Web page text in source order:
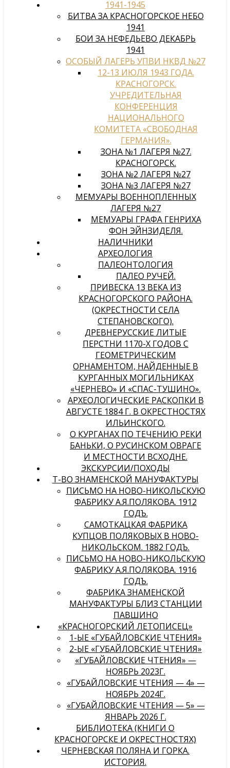
1941-1945
БИТВА ЗА КРАСНОГОРСКОЕ НЕБО
1941
БОИ ЗА НЕФЕДЬЕВО ДЕКАБРЬ
1941
ОСОБЫЙ ЛАГЕРЬ УПВИ НКВД №27
12-13 ИЮЛЯ 1943 ГОДА.
КРАСНОГОРСК.
УЧРЕДИТЕЛЬНАЯ
КОНФЕРЕНЦИЯ
НАЦИОНАЛЬНОГО
КОМИТЕТА «СВОБОДНАЯ
ГЕРМАНИЯ».
ЗОНА №1 ЛАГЕРЯ №27.
КРАСНОГОРСК.
ЗОНА №2 ЛАГЕРЯ №27
ЗОНА №3 ЛАГЕРЯ №27
МЕМУАРЫ ВОЕННОПЛЕННЫХ
ЛАГЕРЯ №27
МЕМУАРЫ ГРАФА ГЕНРИХА
ФОН ЭЙНЗИДЕЛЯ.
НАЛИЧНИКИ
АРХЕОЛОГИЯ
ПАЛЕОНТОЛОГИЯ
ПАЛЕО РУЧЕЙ.
ПРИВЕСКА 13 ВЕКА ИЗ
КРАСНОГОРСКОГО РАЙОНА.
(ОКРЕСТНОСТИ СЕЛА
СТЕПАНОВСКОГО).
ДРЕВНЕРУССКИЕ ЛИТЫЕ
ПЕРСТНИ 1170-Х ГОДОВ С
ГЕОМЕТРИЧЕСКИМ
ОРНАМЕНТОМ, НАЙДЕННЫЕ В
КУРГАННЫХ МОГИЛЬНИКАХ
«ЧЕРНЕВО» И «СПАС-ТУШИНО».
АРХЕОЛОГИЧЕСКИЕ РАСКОПКИ В
АВГУСТЕ 1884 Г. В ОКРЕСТНОСТЯХ
ИЛЬИНСКОГО.
О КУРГАНАХ ПО ТЕЧЕНИЮ РЕКИ
БАНЬКИ, О РУСИНСКОМ ОВРАГЕ
И МЕСТНОСТИ ВСХОДНЕ.
ЭКСКУРСИИ/ПОХОДЫ
Т-ВО ЗНАМЕНСКОЙ МАНУФАКТУРЫ
ПИСЬМО НА НОВО-НИКОЛЬСКУЮ
ФАБРИКУ А.Я.ПОЛЯКОВА. 1912
ГОДЪ.
САМОТКАЦКАЯ ФАБРИКА
КУПЦОВ ПОЛЯКОВЫХ В НОВО-
НИКОЛЬСКОМ. 1882 ГОДЪ.
ПИСЬМО НА НОВО-НИКОЛЬСКУЮ
ФАБРИКУ А.Я.ПОЛЯКОВА. 1916
ГОДЪ.
ФАБРИКА ЗНАМЕНСКОЙ
МАНУФАКТУРЫ БЛИЗ СТАНЦИИ
ПАВШИНО
«КРАСНОГОРСКИЙ ЛЕТОПИСЕЦ»
1-ЫЕ «ГУБАЙЛОВСКИЕ ЧТЕНИЯ»
2-ЫЕ «ГУБАЙЛОВСКИЕ ЧТЕНИЯ»
«ГУБАЙЛОВСКИЕ ЧТЕНИЯ» —
НОЯБРЬ 2023Г.
«ГУБАЙЛОВСКИЕ ЧТЕНИЯ — 4» —
НОЯБРЬ 2024Г.
«ГУБАЙЛОВСКИЕ ЧТЕНИЯ — 5» —
ЯНВАРЬ 2026 Г.
БИБЛИОТЕКА (КНИГИ О
КРАСНОГОРСКЕ И ОКРЕСТНОСТЯХ)
ЧЕРНЕВСКАЯ ПОЛЯНА И ГОРКА.
ИСТОРИЯ.